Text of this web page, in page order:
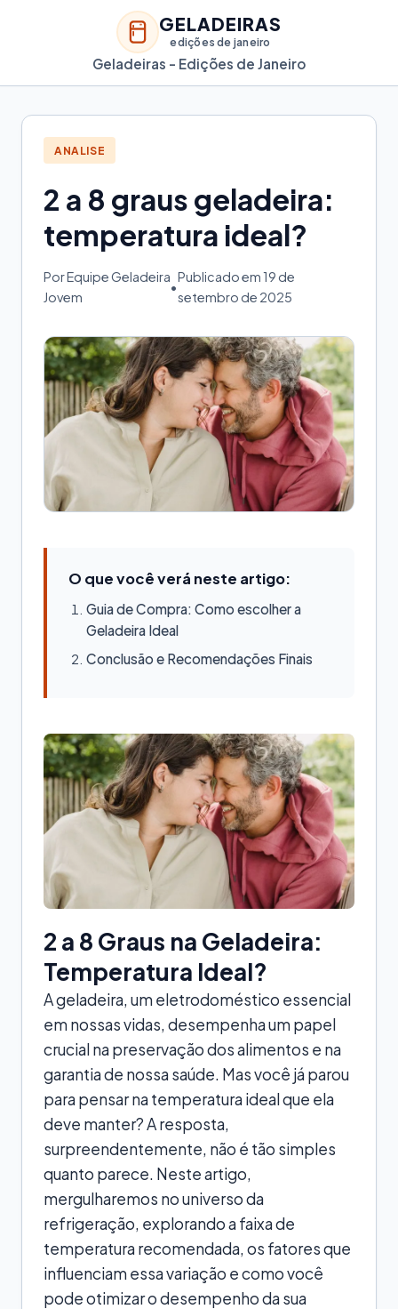
GELADEIRAS
edições de janeiro
Geladeiras - Edições de Janeiro
ANALISE
2 a 8 graus geladeira:
temperatura ideal?
Por Equipe Geladeira
Jovem
•
Publicado em 19 de
setembro de 2025
O que você verá neste artigo:
Guia de Compra: Como escolher a
Geladeira Ideal
Conclusão e Recomendações Finais
2 a 8 Graus na Geladeira:
Temperatura Ideal?
A geladeira, um eletrodoméstico essencial
em nossas vidas, desempenha um papel
crucial na preservação dos alimentos e na
garantia de nossa saúde. Mas você já parou
para pensar na temperatura ideal que ela
deve manter? A resposta,
surpreendentemente, não é tão simples
quanto parece. Neste artigo,
mergulharemos no universo da
refrigeração, explorando a faixa de
temperatura recomendada, os fatores que
influenciam essa variação e como você
pode otimizar o desempenho da sua